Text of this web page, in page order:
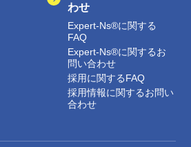
わせ
Expert-Ns®に関する
FAQ
Expert-Ns®に関するお
問い合わせ
採用に関するFAQ
採用情報に関するお問い
合わせ